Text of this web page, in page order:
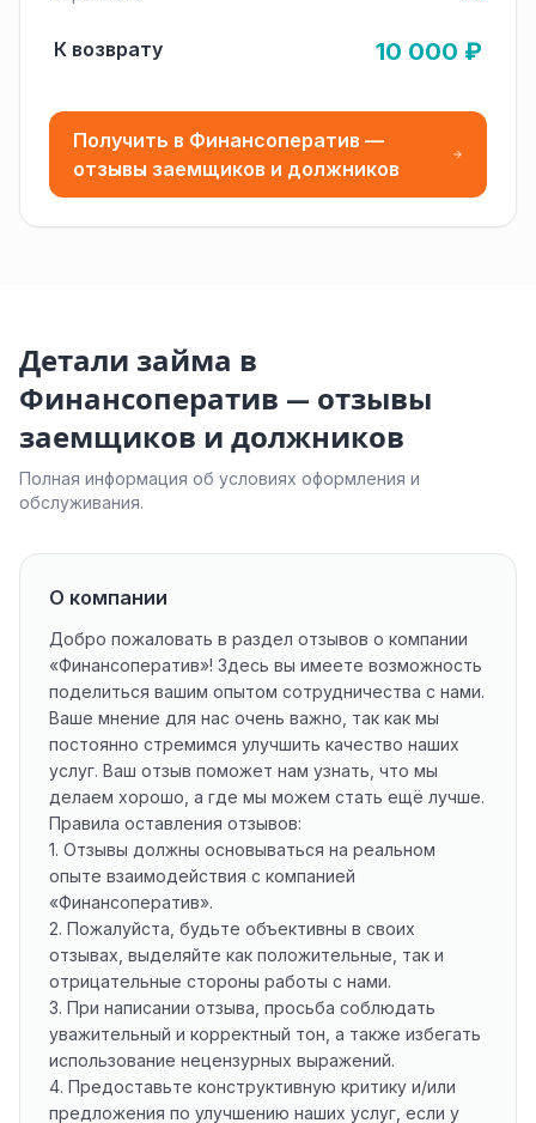
К возврату 10 000 ₽
Получить в Финансоператив —
отзывы заемщиков и должников
Детали займа в
Финансоператив — отзывы
заемщиков и должников
Полная информация об условиях оформления и
обслуживания.
О компании
Добро пожаловать в раздел отзывов о компании
«Финансоператив»! Здесь вы имеете возможность
поделиться вашим опытом сотрудничества с нами.
Ваше мнение для нас очень важно, так как мы
постоянно стремимся улучшить качество наших
услуг. Ваш отзыв поможет нам узнать, что мы
делаем хорошо, а где мы можем стать ещё лучше.
Правила оставления отзывов:
1. Отзывы должны основываться на реальном
опыте взаимодействия с компанией
«Финансоператив».
2. Пожалуйста, будьте объективны в своих
отзывах, выделяйте как положительные, так и
отрицательные стороны работы с нами.
3. При написании отзыва, просьба соблюдать
уважительный и корректный тон, а также избегать
использование нецензурных выражений.
4. Предоставьте конструктивную критику и/или
предложения по улучшению наших услуг, если у